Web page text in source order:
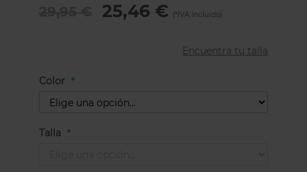
25,46 €
Encuentra tu talla
Color
Talla